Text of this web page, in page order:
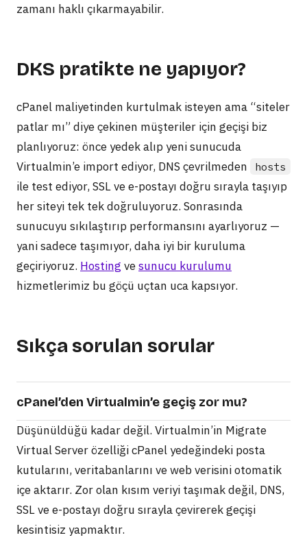
zamanı haklı çıkarmayabilir.
DKS pratikte ne yapıyor?
cPanel maliyetinden kurtulmak isteyen ama “siteler
patlar mı” diye çekinen müşteriler için geçişi biz
planlıyoruz: önce yedek alıp yeni sunucuda
Virtualmin’e import ediyor, DNS çevrilmeden
hosts
ile test ediyor, SSL ve e-postayı doğru sırayla taşıyıp
her siteyi tek tek doğruluyoruz. Sonrasında
sunucuyu sıkılaştırıp performansını ayarlıyoruz —
yani sadece taşımıyor, daha iyi bir kuruluma
geçiriyoruz. Hosting vesunucu kurulumu
hizmetlerimiz bu göçü uçtan uca kapsıyor.
Sıkça sorulan sorular
cPanel’den Virtualmin’e geçiş zor mu?
Düşünüldüğü kadar değil. Virtualmin’in Migrate
Virtual Server özelliği cPanel yedeğindeki posta
kutularını, veritabanlarını ve web verisini otomatik
içe aktarır. Zor olan kısım veriyi taşımak değil, DNS,
SSL ve e-postayı doğru sırayla çevirerek geçişi
kesintisiz yapmaktır.